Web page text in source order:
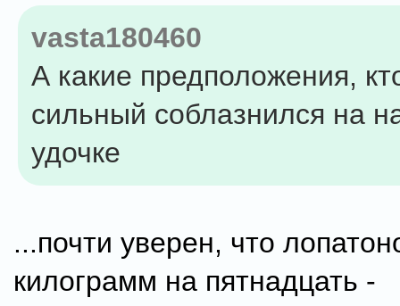
vasta180460
А какие предположения,
сильный соблазнился на
удочке
...почти уверен, что
килограмм на пятнадцать -